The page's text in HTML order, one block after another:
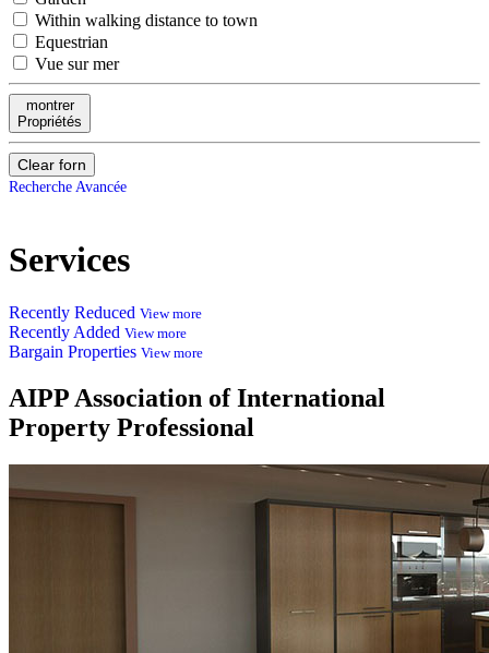
Within walking distance to town
Equestrian
Vue sur mer
montrer
Propriétés
Clear forn
Recherche Avancée
Services
Recently Reduced View more
Recently Added View more
Bargain Properties View more
AIPP Association of International
Property Professional